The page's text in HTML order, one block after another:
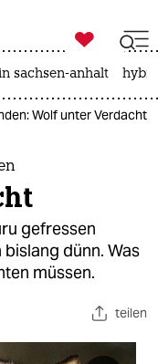

taz zahl ich
sachsen-anhalt
Wolf unter Verdacht
gefressen
dünn. Was
müssen.
teilen